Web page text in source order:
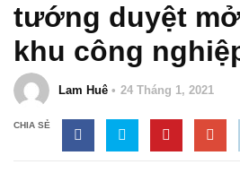
tướng duyệt
khu công
Lam Huê 24 Tháng 1, 2021
CHIA SẺ